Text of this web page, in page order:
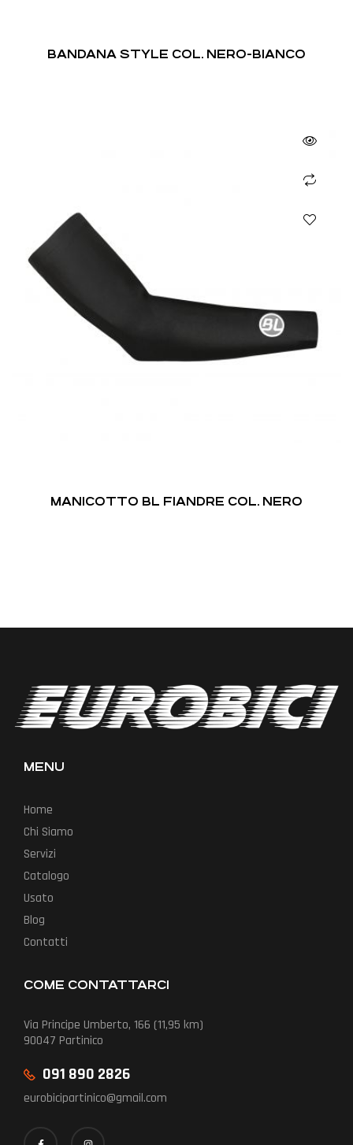
BANDANA STYLE COL. NERO-BIANCO
MANICOTTO BL FIANDRE COL. NERO
MENU
Home
Chi Siamo
Servizi
Catalogo
Usato
Blog
Contatti
COME CONTATTARCI
Via Principe Umberto, 166 (11,95 km)
90047 Partinico
091 890 2826
eurobicipartinico@gmail.com